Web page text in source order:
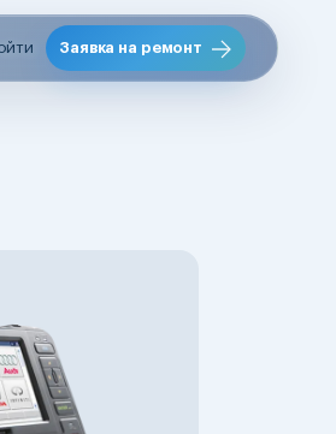
Заявка на ремонт